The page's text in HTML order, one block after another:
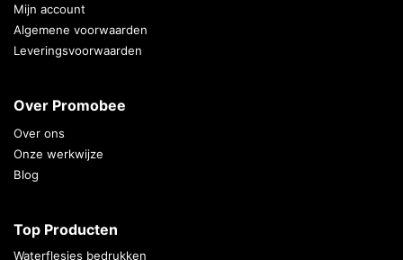
Mijn account
Algemene voorwaarden
Leveringsvoorwaarden
Over Promobee
Over ons
Onze werkwijze
Blog
Top Producten
Waterflesjes bedrukken